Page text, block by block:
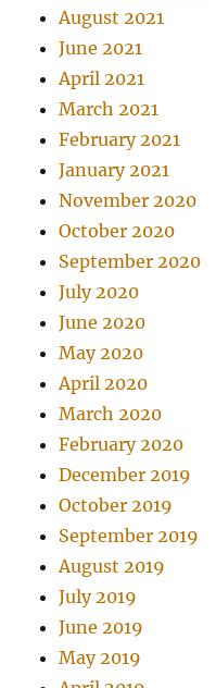
August 2021
June 2021
April 2021
March 2021
February 2021
January 2021
November 2020
October 2020
September 2020
July 2020
June 2020
May 2020
April 2020
March 2020
February 2020
December 2019
October 2019
September 2019
August 2019
July 2019
June 2019
May 2019